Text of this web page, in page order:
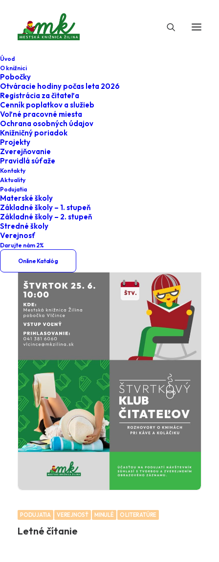
Úvod
O knižnici
Pobočky
Otváracie hodiny počas leta 2026
Registrácia za čitateľa
Cenník poplatkov a služieb
Voľné pracovné miesta
Ochrana osobných údajov
Knižničný poriadok
Projekty
Zverejňovanie
Pravidlá súťaže
Kontakty
Aktuality
Podujatia
Materské školy
Základné školy – 1. stupeň
Základné školy – 2. stupeň
Stredné školy
Verejnosť
Darujte nám 2%
Online Katalóg
O literatúre
Aktuálne
PODUJATIA VEREJNOSŤ MINULÉ O LITERATÚRE
Letné čítanie